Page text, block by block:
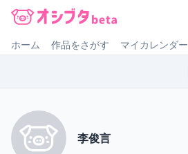
ホーム 作品をさがす マイカレンダー
李俊言